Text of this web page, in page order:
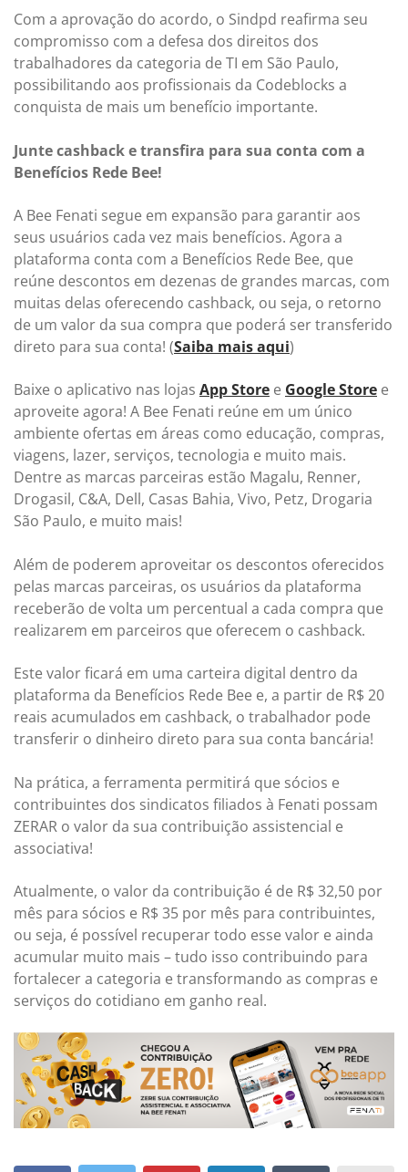
Com a aprovação do acordo, o Sindpd reafirma seu
compromisso com a defesa dos direitos dos
trabalhadores da categoria de TI em São Paulo,
possibilitando aos profissionais da Codeblocks a
conquista de mais um benefício importante.
Junte cashback e transfira para sua conta com a
Benefícios Rede Bee!
A Bee Fenati segue em expansão para garantir aos
seus usuários cada vez mais benefícios. Agora a
plataforma conta com a Benefícios Rede Bee, que
reúne descontos em dezenas de grandes marcas, com
muitas delas oferecendo cashback, ou seja, o retorno
de um valor da sua compra que poderá ser transferido
direto para sua conta! (Saiba mais aqui)
Baixe o aplicativo nas lojas App Store e Google Store e
aproveite agora! A Bee Fenati reúne em um único
ambiente ofertas em áreas como educação, compras,
viagens, lazer, serviços, tecnologia e muito mais.
Dentre as marcas parceiras estão Magalu, Renner,
Drogasil, C&A, Dell, Casas Bahia, Vivo, Petz, Drogaria
São Paulo, e muito mais!
Além de poderem aproveitar os descontos oferecidos
pelas marcas parceiras, os usuários da plataforma
receberão de volta um percentual a cada compra que
realizarem em parceiros que oferecem o cashback.
Este valor ficará em uma carteira digital dentro da
plataforma da Benefícios Rede Bee e, a partir de R$ 20
reais acumulados em cashback, o trabalhador pode
transferir o dinheiro direto para sua conta bancária!
Na prática, a ferramenta permitirá que sócios e
contribuintes dos sindicatos filiados à Fenati possam
ZERAR o valor da sua contribuição assistencial e
associativa!
Atualmente, o valor da contribuição é de R$ 32,50 por
mês para sócios e R$ 35 por mês para contribuintes,
ou seja, é possível recuperar todo esse valor e ainda
acumular muito mais – tudo isso contribuindo para
fortalecer a categoria e transformando as compras e
serviços do cotidiano em ganho real.